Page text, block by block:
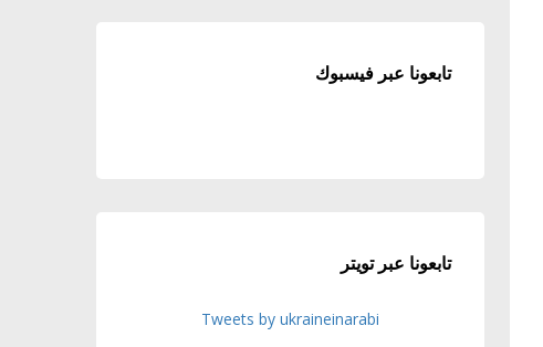
تابعونا عبر فيسبوك
تابعونا عبر تويتر
Tweets by ukraineinarabi